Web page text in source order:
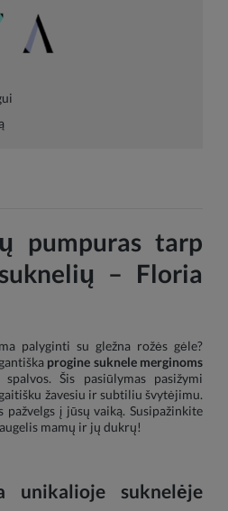
pumpuras tarp
– Floria
palyginti su gležna rožės gėle?
progine suknele merginoms
Šis pasiūlymas pasižymi
žavesiu ir subtiliu švytėjimu.
pažvelgs į jūsų vaiką. Susipažinkite
mamų ir jų dukrų!
unikalioje suknelėje